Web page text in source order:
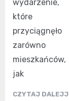
wydarzenie,
które
przyciągnęło
zarówno
mieszkańców,
jak
CZYTAJ DALEJJ